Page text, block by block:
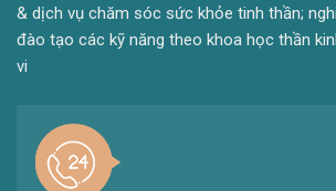
& dịch vụ chăm sóc sức khỏe tinh thần;
đào tạo các kỹ năng theo khoa học thần
vi